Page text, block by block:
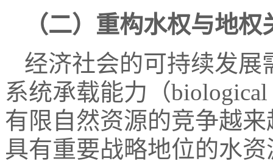
（二）重构水权与地
经济社会的可持续发展
系统承载能力（
有限自然资源的竞争越
具有重要战略地位的水